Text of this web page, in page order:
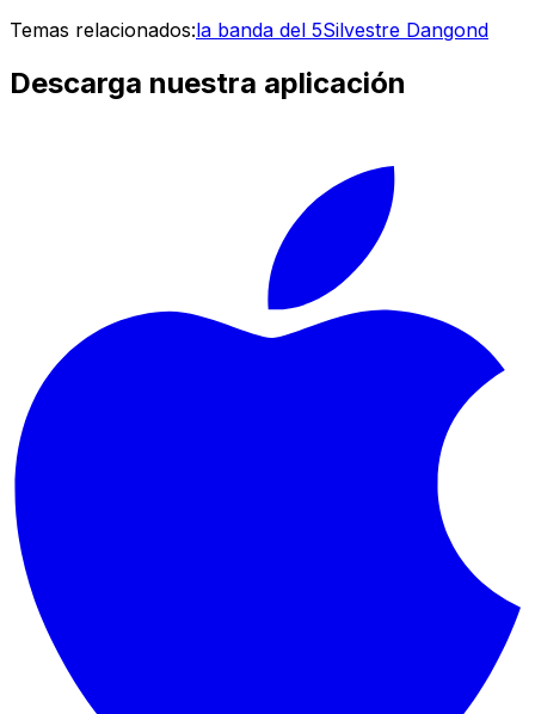
Temas relacionados:la banda del 5Silvestre Dangond
Descarga nuestra aplicación